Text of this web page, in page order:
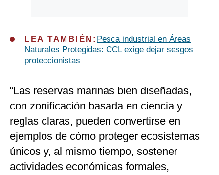
LEA TAMBIÉN: Pesca industrial en Áreas
Naturales Protegidas: CCL exige dejar sesgos
proteccionistas
“Las reservas marinas bien diseñadas,
con zonificación basada en ciencia y
reglas claras, pueden convertirse en
ejemplos de cómo proteger ecosistemas
únicos y, al mismo tiempo, sostener
actividades económicas formales,